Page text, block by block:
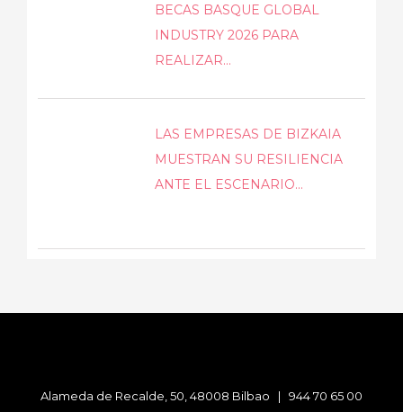
BECAS BASQUE GLOBAL
INDUSTRY 2026 PARA
REALIZAR...
LAS EMPRESAS DE BIZKAIA
MUESTRAN SU RESILIENCIA
ANTE EL ESCENARIO...
Alameda de Recalde, 50, 48008 Bilbao | 944 70 65 00